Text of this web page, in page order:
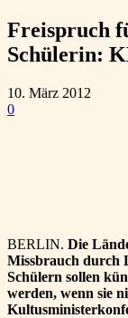
Freispruch
Schülerin:
10. März 2012
0
BERLIN. Die
Missbrauch durch
Schülern sollen
werden, wenn sie